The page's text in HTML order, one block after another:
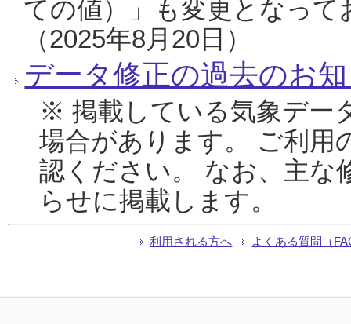
ての値）」も変更となっ
（2025年8月20日）
データ修正の過去のお
※ 掲載している気象デー
場合があります。 ご利用
認ください。 なお、主な
らせに掲載します。
利用される方へ よくある質問（